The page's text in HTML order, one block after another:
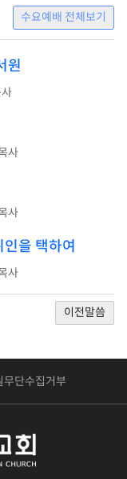
수요예배 전체보기
원
사
사
을 택하여
사
이전말씀
무단수집거부